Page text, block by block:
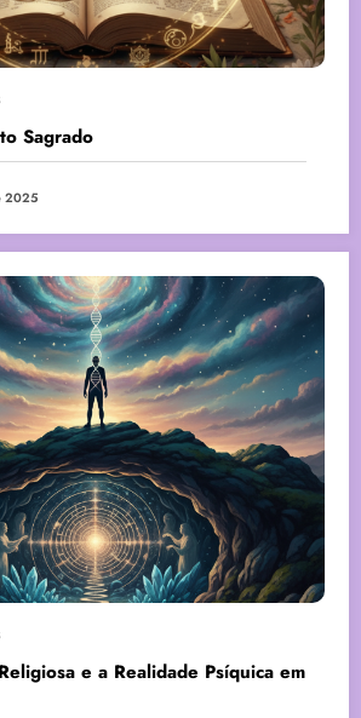
Sagrado
2025
e a Realidade Psíquica em